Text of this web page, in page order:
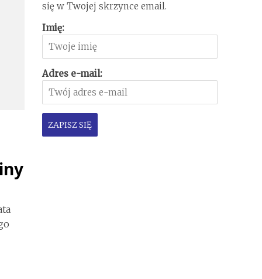
się w Twojej skrzynce email.
Imię:
Adres e-mail: